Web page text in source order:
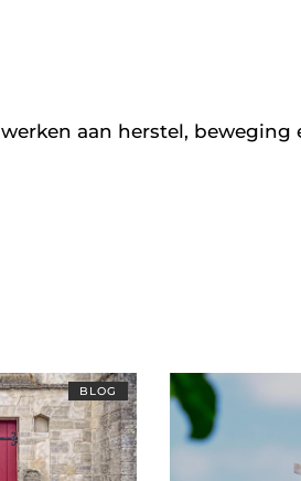
aan herstel, beweging
BLOG